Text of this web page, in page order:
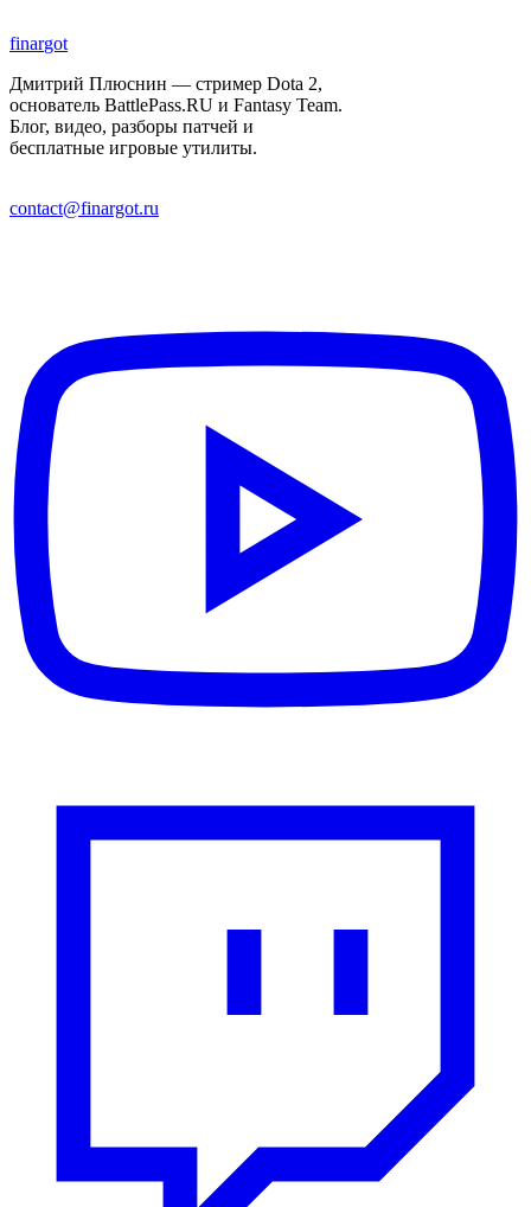
finargot
Дмитрий Плюснин — стример Dota 2,
основатель BattlePass.RU и Fantasy Team.
Блог, видео, разборы патчей и
бесплатные игровые утилиты.
contact@finargot.ru